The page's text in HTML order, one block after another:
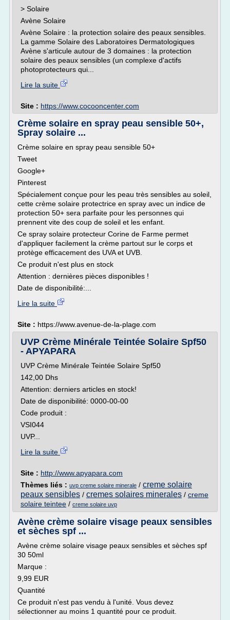
> Solaire
Avène Solaire
Avène Solaire : la protection solaire des peaux sensibles.
La gamme Solaire des Laboratoires Dermatologiques
Avène s'articule autour de 3 domaines : la protection
solaire des peaux sensibles (un complexe d'actifs
photoprotecteurs qui...
Lire la suite
Site : https://www.cocooncenter.com
Crème solaire en spray peau sensible 50+,
Spray solaire ...
Crème solaire en spray peau sensible 50+
Tweet
Google+
Pinterest
Spécialement conçue pour les peau très sensibles au soleil,
cette crème solaire protectrice en spray avec un indice de
protection 50+ sera parfaite pour les personnes qui
prennent vite des coup de soleil et les enfant.
Ce spray solaire protecteur Corine de Farme permet
d'appliquer facilement la crème partout sur le corps et
protège efficacement des UVA et UVB.
Ce produit n'est plus en stock
Attention : dernières pièces disponibles !
Date de disponibilité:...
Lire la suite
Site : https://www.avenue-de-la-plage.com
UVP Crème Minérale Teintée Solaire Spf50
- APYAPARA
UVP Crème Minérale Teintée Solaire Spf50
142,00 Dhs
Attention: derniers articles en stock!
Date de disponibilité: 0000-00-00
Code produit :
VSI044
UVP...
Lire la suite
Site : http://www.apyapara.com
Thèmes liés : uvp creme solaire minerale / creme solaire
peaux sensibles / cremes solaires minerales / creme
solaire teintee / creme solaire uvp
Avène crème solaire visage peaux sensibles
et sèches spf ...
Avène crème solaire visage peaux sensibles et sèches spf
30 50ml
Marque :
9,99 EUR
Quantité
Ce produit n'est pas vendu à l'unité. Vous devez
sélectionner au moins 1 quantité pour ce produit.